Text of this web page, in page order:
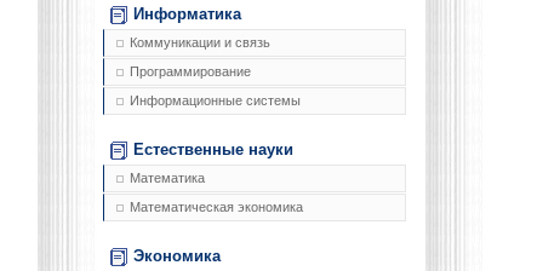
Информатика
Коммуникации и связь
Программирование
Информационные системы
Естественные науки
Математика
Математическая экономика
Экономика